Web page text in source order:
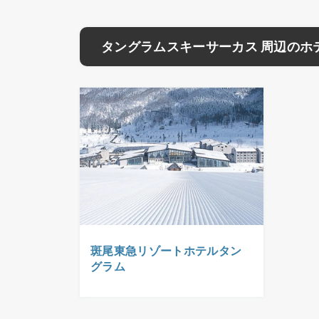
タングラムスキーサーカス 周辺のホ
斑尾東急リゾートホテルタン
グラム